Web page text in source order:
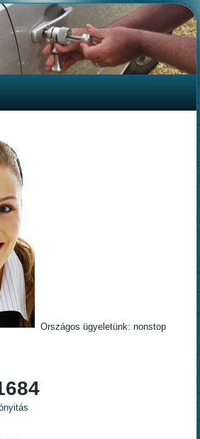
Országos ügyeletünk: nonstop